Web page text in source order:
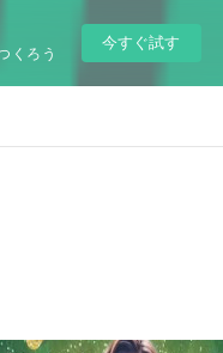
くろう
今すぐ試す